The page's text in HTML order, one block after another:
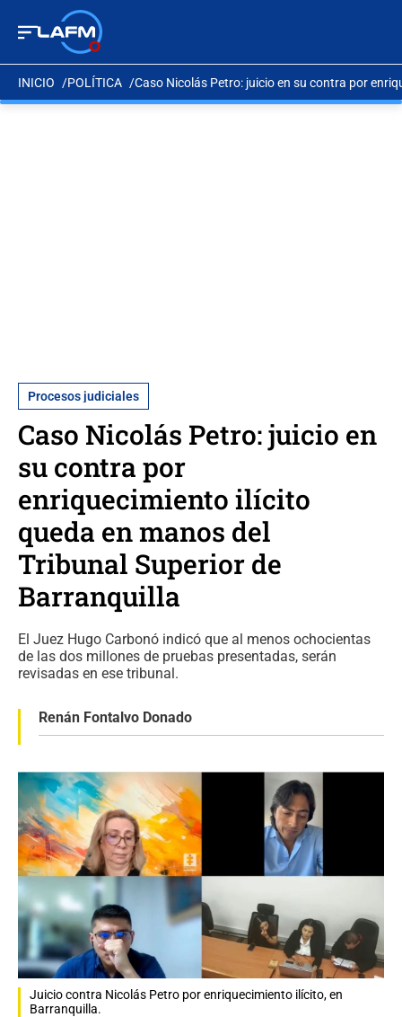
INICIO POLÍTICA Caso Nicolás Petro: juicio en su contra por
Procesos judiciales
Caso Nicolás Petro: juicio en
su contra por
enriquecimiento ilícito
queda en manos del
Tribunal Superior de
Barranquilla
El Juez Hugo Carbonó indicó que al menos ochocientas
de las dos millones de pruebas presentadas, serán
revisadas en ese tribunal.
Renán Fontalvo Donado
Juicio contra Nicolás Petro por enriquecimiento ilícito, en
Barranquilla.